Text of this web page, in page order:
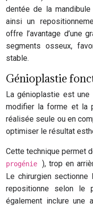
dentée de la
ainsi un
offre l’avantage d’une
segments osseux,
stable.
Génioplastie
La génioplastie est une
modifier la forme et la
réalisée seule ou en
optimiser le résultat
Cette technique permet
progénie ), trop en
Le chirurgien
repositionne selon le
également inclure une